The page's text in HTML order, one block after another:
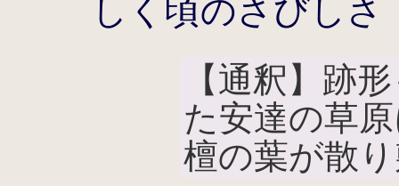
しく頃のさびしさ
【通釈】跡
た安達の草
檀の葉が散